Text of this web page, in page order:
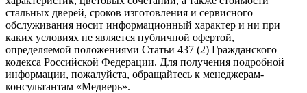
стальных дверей, сроков изготовления и сервисного
обслуживания носит информационный характер и ни при
каких условиях не является публичной офертой,
определяемой положениями Статьи 437 (2) Гражданского
кодекса Российской Федерации. Для получения подробной
информации, пожалуйста, обращайтесь к менеджерам-
консультантам «Медверь».